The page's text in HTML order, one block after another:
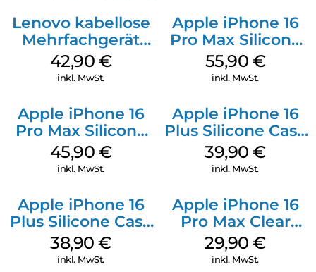
Lenovo kabellose
Mehrfachgerät
Luna Grey
42,90 €
inkl. MwSt.
Apple iPhone 16
Pro Max Silicone
Case MagSafe
Stone Gray
55,90 €
inkl. MwSt.
Apple iPhone 16
Pro Max Silicone
Case MagSafe
Ultramarine
45,90 €
inkl. MwSt.
Apple iPhone 16
Plus Silicone Case
MagSafe Plum
39,90€
inkl. MwSt.
Apple iPhone 16
Plus Silicone Case
MagSafe Denim
38,90€
inkl. MwSt.
Apple iPhone 16
Pro Max Clear
Case MagSafe
Transparent
29,90€
inkl. MwSt.